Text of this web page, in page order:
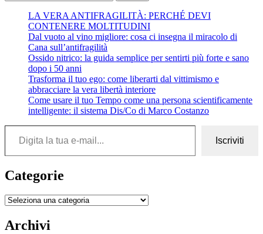
di
Ilaria
Zof
LA VERA ANTIFRAGILITÀ: PERCHÉ DEVI
CONTENERE MOLTITUDINI
Dal vuoto al vino migliore: cosa ci insegna il miracolo di
Cana sull’antifragilità
Ossido nitrico: la guida semplice per sentirti più forte e sano
dopo i 50 anni
Trasforma il tuo ego: come liberarti dal vittimismo e
abbracciare la vera libertà interiore
Come usare il tuo Tempo come una persona scientificamente
intelligente: il sistema Dis/Co di Marco Costanzo
Digita la tua e-mail...
Iscriviti
Categorie
Categorie
Archivi